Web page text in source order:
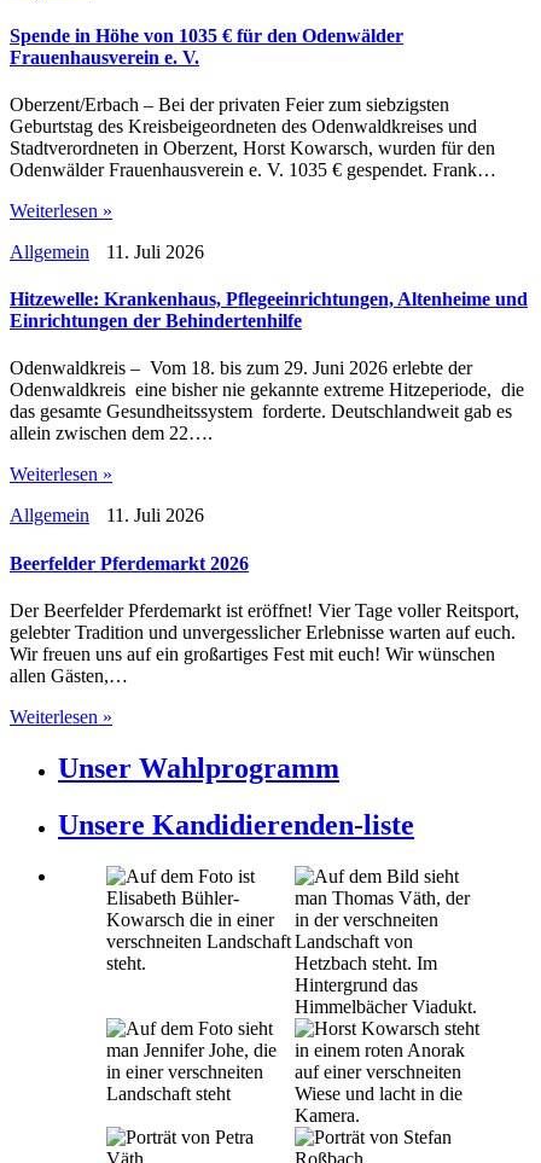
Spende in Höhe von 1035 € für den Odenwälder
Frauenhausverein e. V.
Oberzent/Erbach – Bei der privaten Feier zum siebzigsten
Geburtstag des Kreisbeigeordneten des Odenwaldkreises und
Stadtverordneten in Oberzent, Horst Kowarsch, wurden für den
Odenwälder Frauenhausverein e. V. 1035 € gespendet. Frank…
Weiterlesen »
Allgemein
11. Juli 2026
Hitzewelle: Krankenhaus, Pflegeeinrichtungen, Altenheime und
Einrichtungen der Behindertenhilfe
Odenwaldkreis – Vom 18. bis zum 29. Juni 2026 erlebte der
Odenwaldkreis eine bisher nie gekannte extreme Hitzeperiode, die
das gesamte Gesundheitssystem forderte. Deutschlandweit gab es
allein zwischen dem 22….
Weiterlesen »
Allgemein
11. Juli 2026
Beerfelder Pferdemarkt 2026
Der Beerfelder Pferdemarkt ist eröffnet! Vier Tage voller Reitsport,
gelebter Tradition und unvergesslicher Erlebnisse warten auf euch.
Wir freuen uns auf ein großartiges Fest mit euch! Wir wünschen
allen Gästen,…
Weiterlesen »
Unser Wahlprogramm
Unsere Kandidierenden-liste